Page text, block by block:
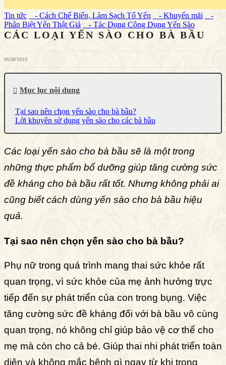
Tin tức - Cách Chế Biến, Làm Sạch Tổ Yến - Khuyến mãi
-
Phân Biệt Yến Thật Giả
- Tác Dụng Công Dụng Yến Sào
CÁC LOẠI YẾN SÀO CHO BÀ BẦU
06/08/2019
Mục lục nội dung
Tại sao nên chọn yến sào cho bà bầu?
Lời khuyên sử dụng yến sào cho các bà bầu
Các loại yến sào cho bà bầu sẽ là một trong
những thực phẩm bổ dưỡng giúp tăng cường sức
đề kháng cho bà bầu rất tốt. Nhưng không phải ai
cũng biết cách dùng yến sào cho bà bầu hiệu
quả.
Tại sao nên chọn yến sào cho bà bầu?
Phụ nữ trong quá trình mang thai sức khỏe rất
quan trọng, vì sức khỏe của mẹ ảnh hưởng trực
tiếp đến sự phát triển của con trong bụng. Việc
tăng cường sức đề kháng đối với bà bầu vô cùng
quan trọng, nó không chỉ giúp bảo vệ cơ thể cho
mẹ mà còn cho cả bé. Giúp thai nhi phát triển toàn
diện và không mắc bệnh gì ngay từ khi trong